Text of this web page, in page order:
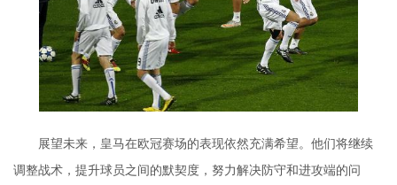
展望未来，皇马在欧冠赛场的表现依然充满希望。他们将继续
调整战术，提升球员之间的默契度，努力解决防守和进攻端的问